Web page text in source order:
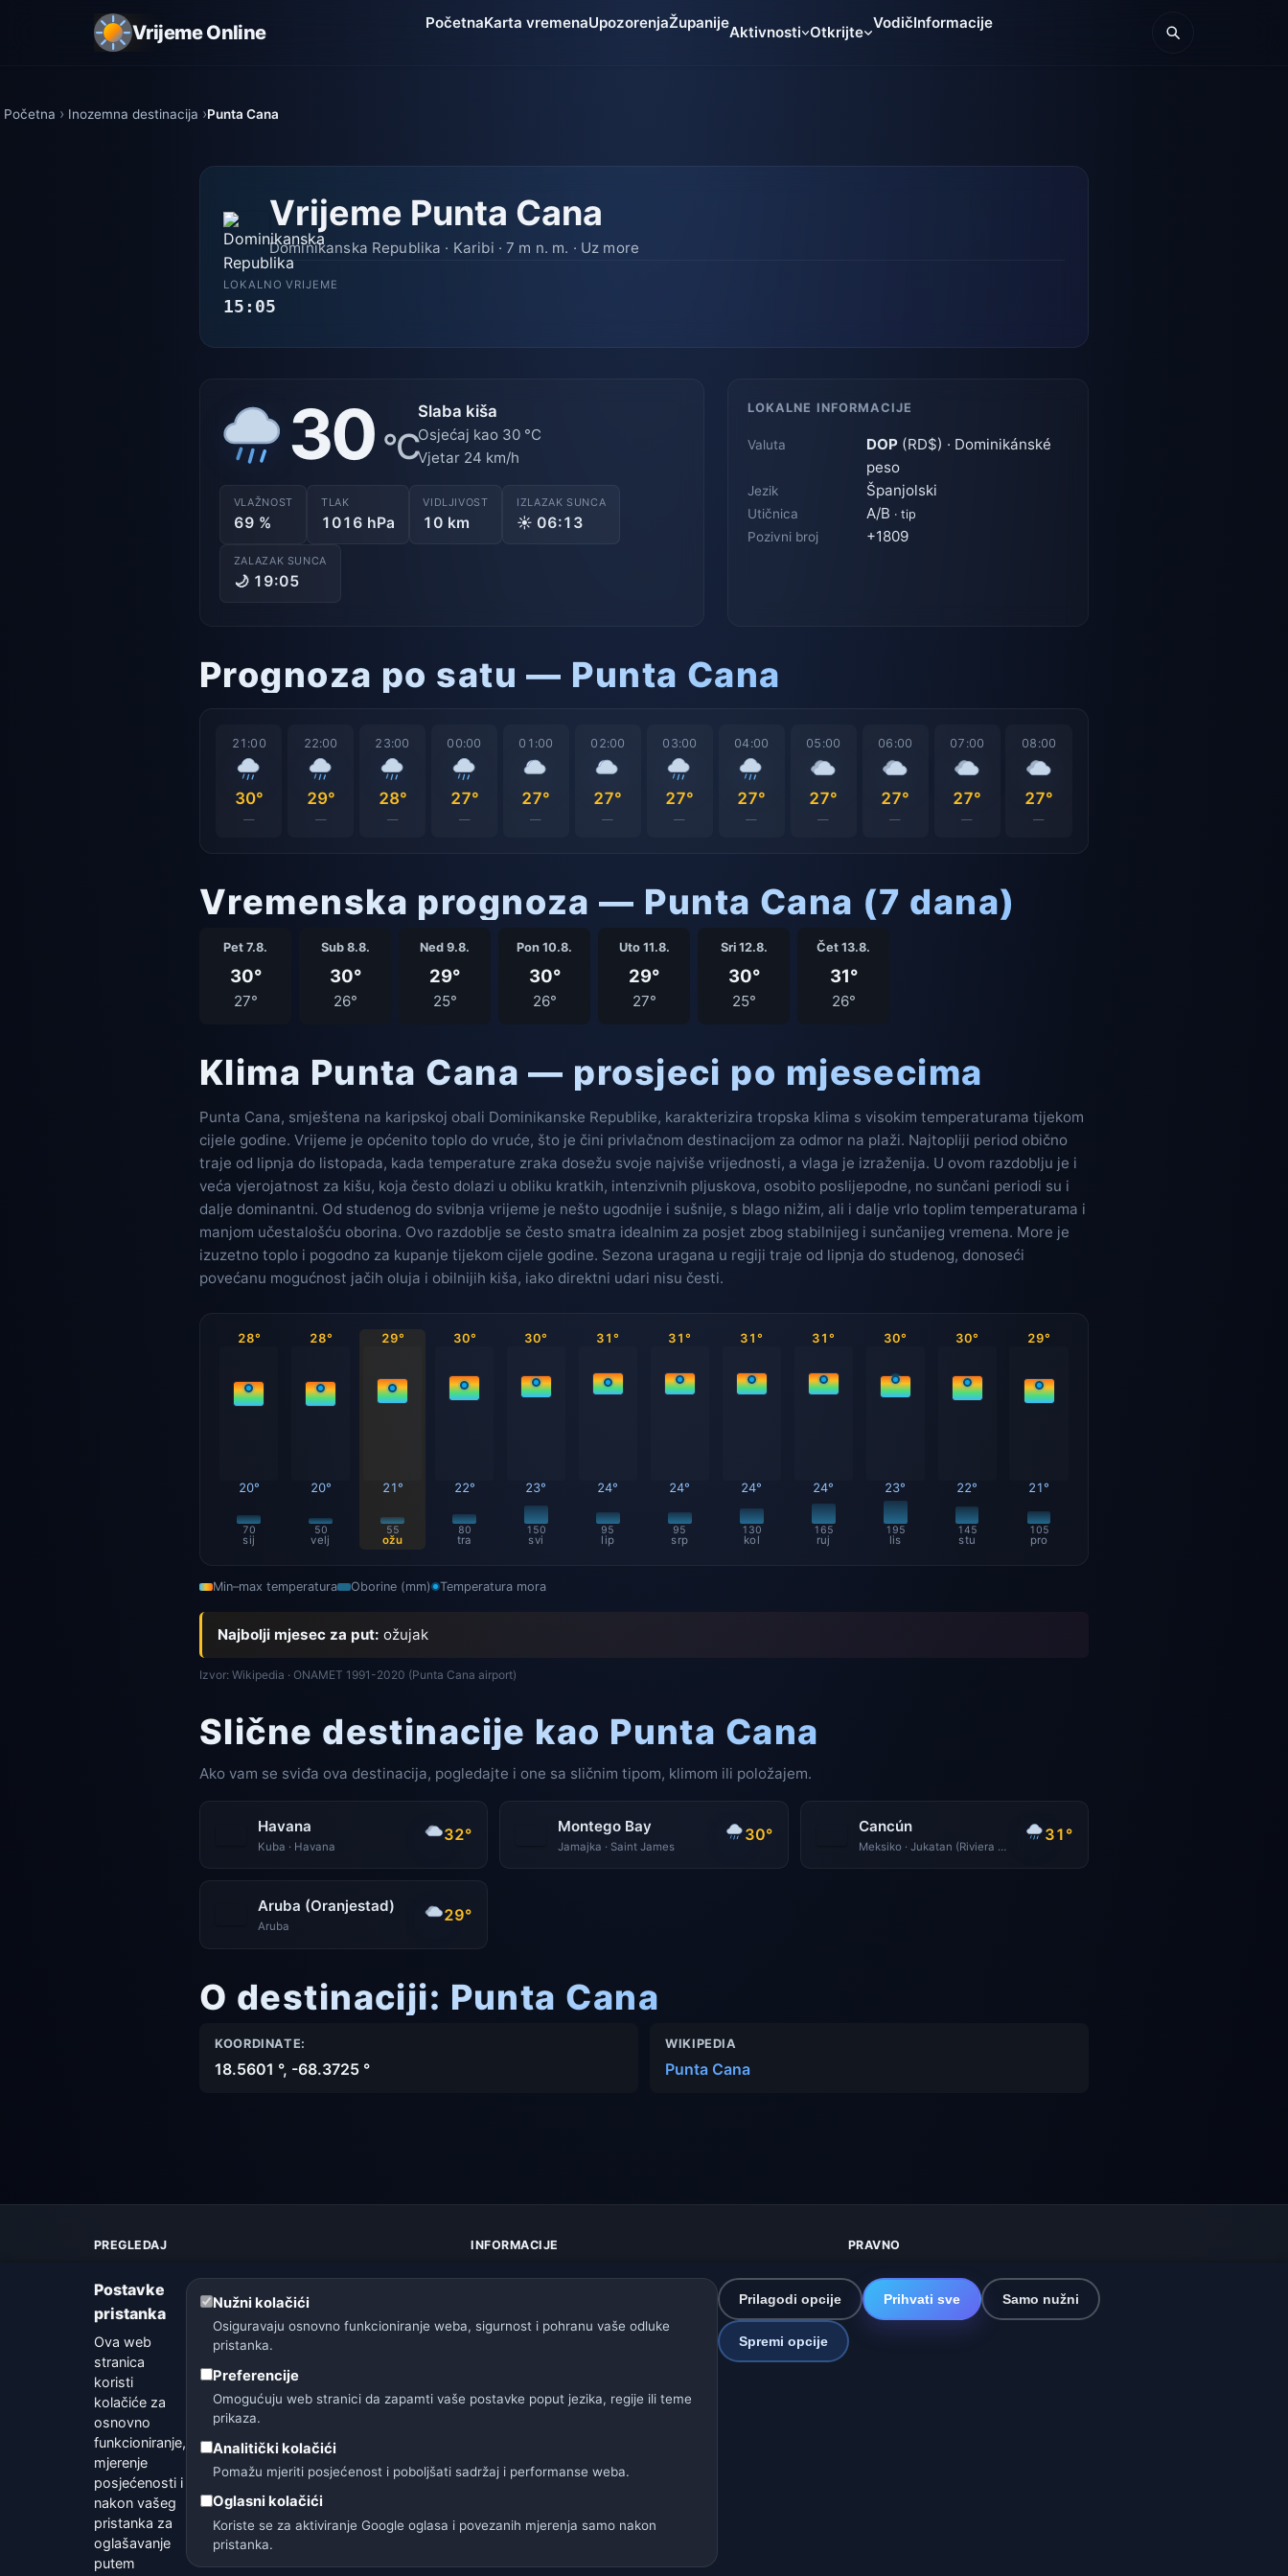
Vrijeme Online PočetnaKarta vremenaUpozorenjaŽupanije
Aktivnosti Otkrijte
VodičInformacije
Početna Inozemna destinacija Punta Cana
Vrijeme Punta Cana
Dominikanska Republika · Karibi · 7 m n. m. · Uz more
LOKALNO VRIJEME
15:05
30 °C
Slaba kiša
Osjećaj kao 30 °C
Vjetar 24 km/h
VLAŽNOST
69 %
TLAK
1016 hPa
VIDLJIVOST
10 km
IZLAZAK SUNCA
☀ 06:13
ZALAZAK SUNCA
🌙 19:05
LOKALNE INFORMACIJE
Valuta DOP (RD$) · Dominikánské
peso
Jezik Španjolski
Utičnica A/B · tip
Pozivni broj +1809
Prognoza po satu — Punta Cana
21:00
30°
—
22:00
29°
—
23:00
28°
—
00:00
27°
—
01:00
27°
—
02:00
27°
—
03:00
27°
—
04:00
27°
—
05:00
27°
—
06:00
27°
—
07:00
27°
—
08:00
27°
—
Vremenska prognoza — Punta Cana (7 dana)
Pet 7.8.
30°
27°
Sub 8.8.
30°
26°
Ned 9.8.
29°
25°
Pon 10.8.
30°
26°
Uto 11.8.
29°
27°
Sri 12.8.
30°
25°
Čet 13.8.
31°
26°
Klima Punta Cana — prosjeci po mjesecima
Punta Cana, smještena na karipskoj obali Dominikanske Republike, karakterizira tropska klima s visokim temperaturama tijekom
cijele godine. Vrijeme je općenito toplo do vruće, što je čini privlačnom destinacijom za odmor na plaži. Najtopliji period obično
traje od lipnja do listopada, kada temperature zraka dosežu svoje najviše vrijednosti, a vlaga je izraženija. U ovom razdoblju je i
veća vjerojatnost za kišu, koja često dolazi u obliku kratkih, intenzivnih pljuskova, osobito poslijepodne, no sunčani periodi su i
dalje dominantni. Od studenog do svibnja vrijeme je nešto ugodnije i sušnije, s blago nižim, ali i dalje vrlo toplim temperaturama i
manjom učestalošću oborina. Ovo razdoblje se često smatra idealnim za posjet zbog stabilnijeg i sunčanijeg vremena. More je
izuzetno toplo i pogodno za kupanje tijekom cijele godine. Sezona uragana u regiji traje od lipnja do studenog, donoseći
povećanu mogućnost jačih oluja i obilnijih kiša, iako direktni udari nisu česti.
28°
20°
70
sij
28°
20°
50
velj
29°
21°
55
ožu
30°
22°
80
tra
30°
23°
150
svi
31°
24°
95
lip
31°
24°
95
srp
31°
24°
130
kol
31°
24°
165
ruj
30°
23°
195
lis
30°
22°
145
stu
29°
21°
105
pro
Min–max temperatura Oborine (mm) Temperatura mora
Najbolji mjesec za put: ožujak
Izvor: Wikipedia · ONAMET 1991-2020 (Punta Cana airport)
Slične destinacije kao Punta Cana
Ako vam se sviđa ova destinacija, pogledajte i one sa sličnim tipom, klimom ili položajem.
Havana
Kuba · Havana
32° Montego Bay
Jamajka · Saint James
30° Cancún
Meksiko · Jukatan (Riviera Maya)
31°
Aruba (Oranjestad)
Aruba
29°
O destinaciji: Punta Cana
KOORDINATE:
18.5601 °, -68.3725 °
WIKIPEDIA
Punta Cana
PREGLEDAJ
Upozorenja
Vodič
Rječnik vremena
Usporedba gradova
Vremenski widget
INFORMACIJE
Kako radi prognoza
PRAVNO
Kolačići
Uvjeti korištenja
Isključenje odgovornosti
🇨🇿 Češka
🌍 Međunarodna vremenska mreža
Operater: Spolek Minizoo.cz z.s. | IČO: 21135550 |
Postavke
pristanka
Ova web
stranica
koristi
kolačiće za
osnovno
funkcioniranje,
mjerenje
posjećenosti i
nakon vašeg
pristanka za
oglašavanje
putem
Nužni kolačići
Osiguravaju osnovno funkcioniranje weba, sigurnost i pohranu vaše odluke
pristanka.
Preferencije
Omogućuju web stranici da zapamti vaše postavke poput jezika, regije ili teme
prikaza.
Analitički kolačići
Pomažu mjeriti posjećenost i poboljšati sadržaj i performanse weba.
Oglasni kolačići
Koriste se za aktiviranje Google oglasa i povezanih mjerenja samo nakon
pristanka.
Prilagodi opcije Prihvati sve Samo nužni
Spremi opcije